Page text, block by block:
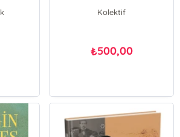
Kolektif
₺500,00